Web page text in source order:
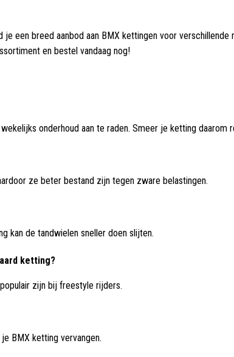
een breed aanbod aan BMX kettingen voor
en bestel vandaag nog!
onderhoud aan te raden. Smeer je ketting daarom
ze beter bestand zijn tegen zware belastingen.
kan de tandwielen sneller doen slijten.
ketting?
zijn bij freestyle rijders.
BMX ketting vervangen.